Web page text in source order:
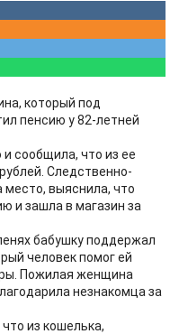
который под
пенсию у 82-летней
сообщила, что из ее
Следственно-
место, выяснила, что
и зашла в магазин за
бабушку поддержал
человек помог ей
Пожилая женщина
незнакомца за
из кошелька,